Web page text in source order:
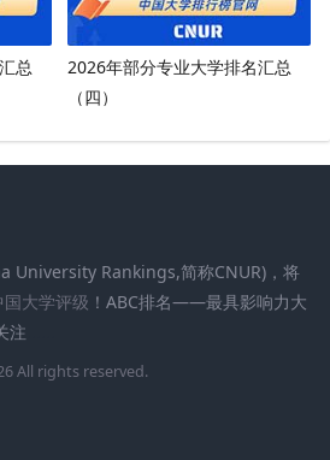
总
2026年部分专业大学排名汇总
（四）
University Rankings,简称CNUR)，将
国大学评级 ！ABC排名——最具影响力大
注
All rights reserved.